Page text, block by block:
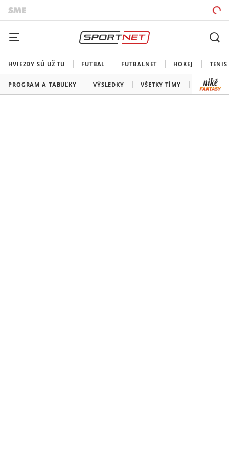
HVIEZDY SÚ UŽ TU FUTBAL FUTBALNET HOKEJ TENIS
PROGRAM A TABUĽKY VÝSLEDKY VŠETKY TÍMY